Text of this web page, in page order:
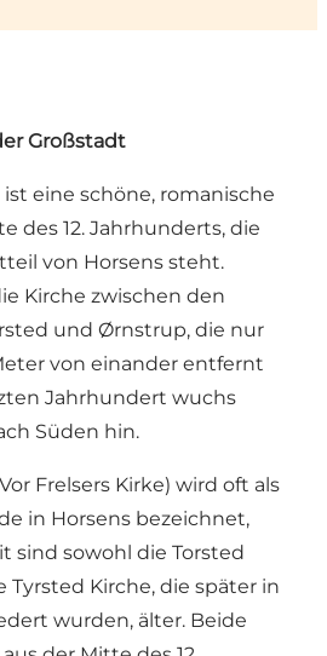
Großstadt
eine schöne, romanische
des 12. Jahrhunderts, die
von Horsens steht.
Kirche zwischen den
und Ørnstrup, die nur
von einander entfernt
Jahrhundert wuchs
Süden hin.
Frelsers Kirke) wird oft als
in Horsens bezeichnet,
sind sowohl die Torsted
Tyrsted Kirche, die später in
wurden, älter. Beide